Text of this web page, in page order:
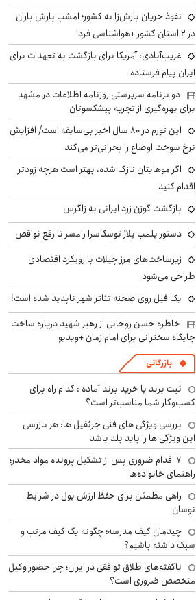
نفوذ جریان بارش‌زا به کشور؛ امشب بارش باران
در ۲ استان کشور +هواشناسی فردا
غریب‌آبادی: آمریکا برای بازگشت به تعهدات برای
ایران پیام فرستاده
دو برنامه سرپرستی روزنامه اطلاعات در مشهد
برای بهره‌گیری از تجربه پیشکسوتان
این تورم در ۸۰ سال اخیر بی‌سابقه است/ افزایش
نرخ سوخت اوضاع را بحرانی‌تر می‌کند
اگر موهایتان نازک شده، بهتر است هرچه زودتر
اقدام کنید
بازگشت گوزن زرد ایرانی به زاگرس
دستور پلمب پلاژ توسکاسرا رامسر تا رفع نواقص
زیرساخت‌های مرز چیلات با رویکرد اقتصادی
طراحی می‌شود
یک فیل روی صحنه تئاتر شهر ناپدید شده است!
خاطره حسن روحانی از رهبر شهید درباره ساخت
جایگاه سخنرانی برای امام زمان +ویدیو
بازرگانی
ثبت برند یا خرید برند آماده : کدام راه برای
کسب‌وکار شما مناسب‌تر است؟
بررسی ویژگی های فنی جرثقیل ها: هر بازرسی
این ویژگی ها را باید بلد باشد
۷ اقدام ضروری پس از تشکیل پرونده مواد مخدر؛
راهنمای خانواده‌ها
راهی مطمئن برای حفظ ارزش پول در شرایط
نوسان
چیدمان کیف مدرسه؛ چگونه یک کیف مرتب و
سبک داشته باشیم؟
ناگفته‌های طلاق توافقی در ایران؛ چرا حضور وکیل
متخصص ضروری است؟